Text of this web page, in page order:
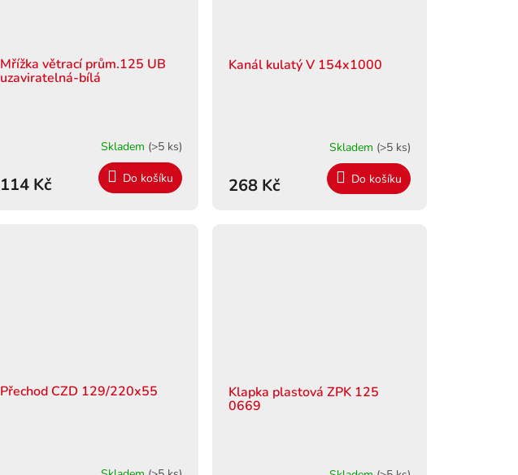
Mřížka větrací prům.125 UB
uzaviratelná-bílá
Skladem (>5 ks)
114 Kč Do košíku
Kanál kulatý V 154x1000
Skladem (>5 ks)
268 Kč Do košíku
Přechod CZD 129/220x55 Klapka plastová ZPK 125
0669